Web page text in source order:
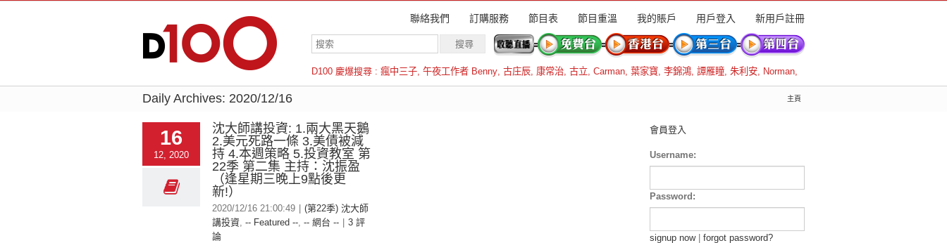
聯絡我們 訂購服務 節目表 節目重溫 我的賬戶 用戶登入 新用戶註冊
D100 慶爆搜尋 : 瘋中三子, 午夜工作者 Benny, 古庄辰, 康常治, 古立, Carman, 葉家寶, 李錦鴻, 譚雁瞳, 朱利安, Norman,
羅倫斯
Daily Archives: 2020/12/16 主頁
16
12, 2020
沈大師講投資: 1.兩大黑天鵝
2.美元死路一條 3.美債被減
持 4.本週策略 5.投資教室 第
22季 第二集 主持：沈振盈
（逢星期三晚上9點後更
新!）
2020/12/16 21:00:49
(第22季) 沈大師
講投資, -- Featured --, -- 網台 --
3 評
論
會員登入
Username:
Password:
signup now| forgot password?